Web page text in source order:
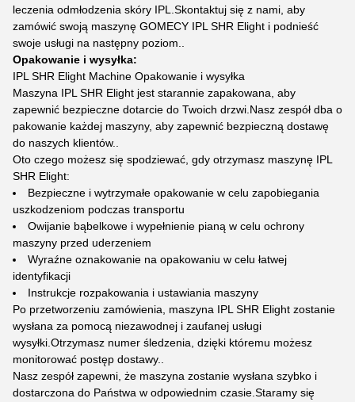
leczenia odmłodzenia skóry IPL.Skontaktuj się z nami, aby
zamówić swoją maszynę GOMECY IPL SHR Elight i podnieść
swoje usługi na następny poziom..
Opakowanie i wysyłka:
IPL SHR Elight Machine Opakowanie i wysyłka
Maszyna IPL SHR Elight jest starannie zapakowana, aby
zapewnić bezpieczne dotarcie do Twoich drzwi.Nasz zespół dba o
pakowanie każdej maszyny, aby zapewnić bezpieczną dostawę
do naszych klientów..
Oto czego możesz się spodziewać, gdy otrzymasz maszynę IPL
SHR Elight:
Bezpieczne i wytrzymałe opakowanie w celu zapobiegania
uszkodzeniom podczas transportu
Owijanie bąbelkowe i wypełnienie pianą w celu ochrony
maszyny przed uderzeniem
Wyraźne oznakowanie na opakowaniu w celu łatwej
identyfikacji
Instrukcje rozpakowania i ustawiania maszyny
Po przetworzeniu zamówienia, maszyna IPL SHR Elight zostanie
wysłana za pomocą niezawodnej i zaufanej usługi
wysyłki.Otrzymasz numer śledzenia, dzięki któremu możesz
monitorować postęp dostawy..
Nasz zespół zapewni, że maszyna zostanie wysłana szybko i
dostarczona do Państwa w odpowiednim czasie.Staramy się